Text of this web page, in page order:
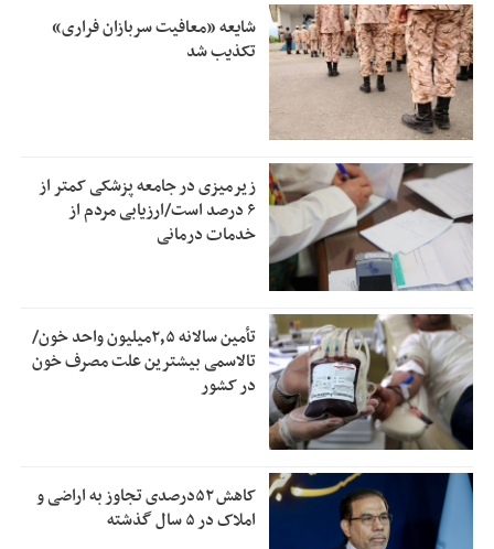
شایعه «معافیت سربازان فراری»
تکذیب شد
زیرمیزی در جامعه پزشکی کمتر از
۶ درصد است/ارزیابی مردم از
خدمات درمانی
تأمین سالانه ۲٫۵میلیون واحد خون/
تالاسمی بیشترین علت مصرف‌ خون
در کشور
کاهش ۵۲درصدی تجاوز به اراضی و
املاک در ۵ سال گذشته